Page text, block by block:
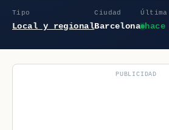
Tipo
Local y regional
Ciudad
Barcelona hace
PUBLICIDAD